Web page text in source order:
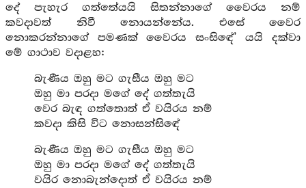
දේ පැහැර ගත්තේයයි සිතන්නාගේ වෛරය නම්
කවදාවත් නිවී නොයන්නේය. එසේ වෛර
නොකරන්නාගේ පමණක් වෛරය සංසිඳේ’ යයි දක්වා
මේ ගාථාව වදාළහ:
බැණීය ඔහු මට ගැසීය ඔහු මට
ඔහු මා පරදා මගේ දේ ගත්තැයි
වෙර බැඳ ගත්තොත් ඒ වයිරය නම්
කවදා කිසි විට නොසන්සිඳේ
බැණීය ඔහු මට ගැසීය ඔහු මට
ඔහු මා පරදා මගේ දේ ගත්තැයි
වයිර නොබැන්දොත් ඒ වයිරය නම්